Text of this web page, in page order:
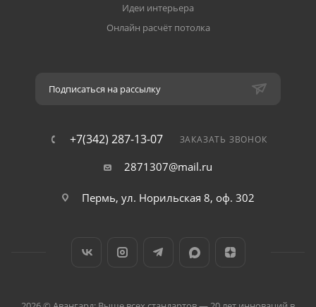
Идеи интерьера
Онлайн расчёт потолка
Подписаться на рассылку
+7(342) 287-13-07 ЗАКАЗАТЬ ЗВОНОК
2871307@mail.ru
Пермь, ул. Норильская 8, оф. 302